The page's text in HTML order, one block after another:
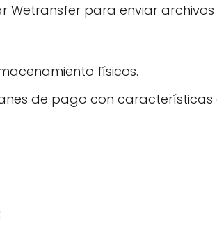
Wetransfer para enviar
físicos.
de pago con características